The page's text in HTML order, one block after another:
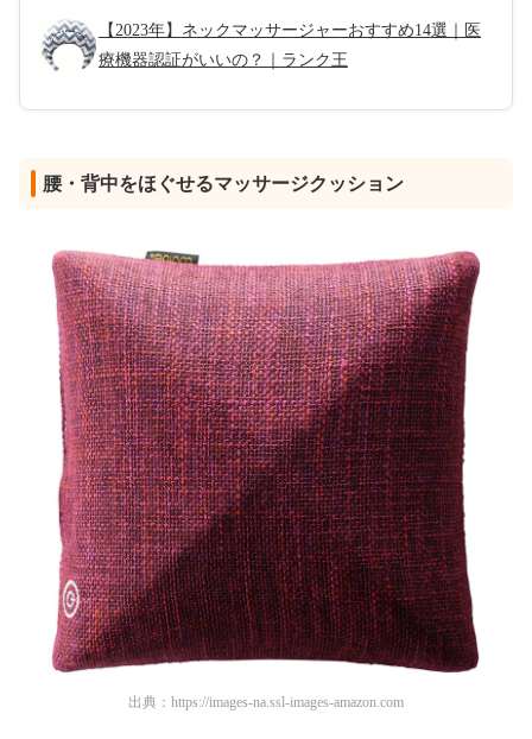
【2023年】ネックマッサージャーおすすめ14選｜医
療機器認証がいいの？｜ランク王
腰・背中をほぐせるマッサージクッション
出典： https://images-na.ssl-images-amazon.com